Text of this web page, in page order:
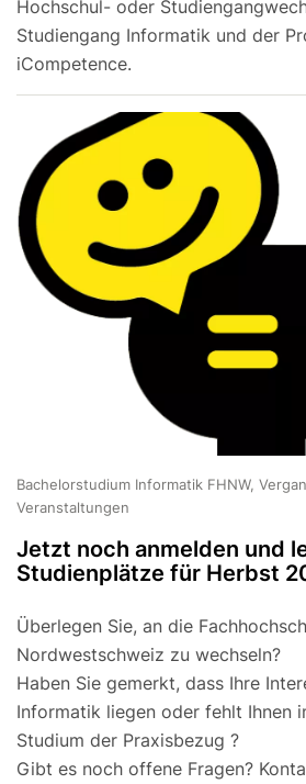
Hochschul- oder
Studiengang Informatik und der
iCompetence.
Bachelorstudium Informatik FHNW,
Veranstaltungen
Jetzt noch anmelden und
Studienplätze für Herbst
Überlegen Sie, an die
Nordwestschweiz zu wechseln?
Haben Sie gemerkt, dass Ihre
Informatik liegen oder fehlt Ihnen
Studium der Praxisbezug ?
Gibt es noch offene Fragen?